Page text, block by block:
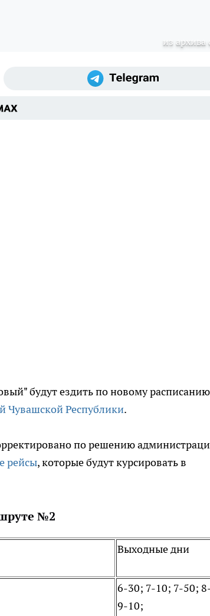
из архива
будут ездить по новому
Чувашской Республики.
по решению
рейсы, которые будут курсировать в
№2
Выходные дни
6-30; 7-10; 7-50;
9-10;